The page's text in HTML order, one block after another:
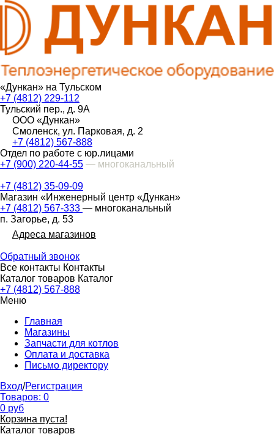
«Дункан» на Тульском
+7 (4812) 229-112
Тульский пер., д. 9А
ООО «Дункан»
Смоленск, ул. Парковая, д. 2
+7 (4812) 567-888
Отдел по работе с юр.лицами
+7 (900) 220-44-55 — многоканальный
+7 (4812) 35-09-09
Магазин «Инженерный центр «Дункан»
+7 (4812) 567-333 — многоканальный
п. Загорье, д. 53
Адреса магазинов
Обратный звонок
Все контакты Контакты
Каталог товаров Каталог
+7 (4812) 567-888
Меню
Главная
Магазины
Запчасти для котлов
Оплата и доставка
Письмо директору
Вход/Регистрация
Товаров: 0
0 руб
Корзина пуста!
Каталог товаров